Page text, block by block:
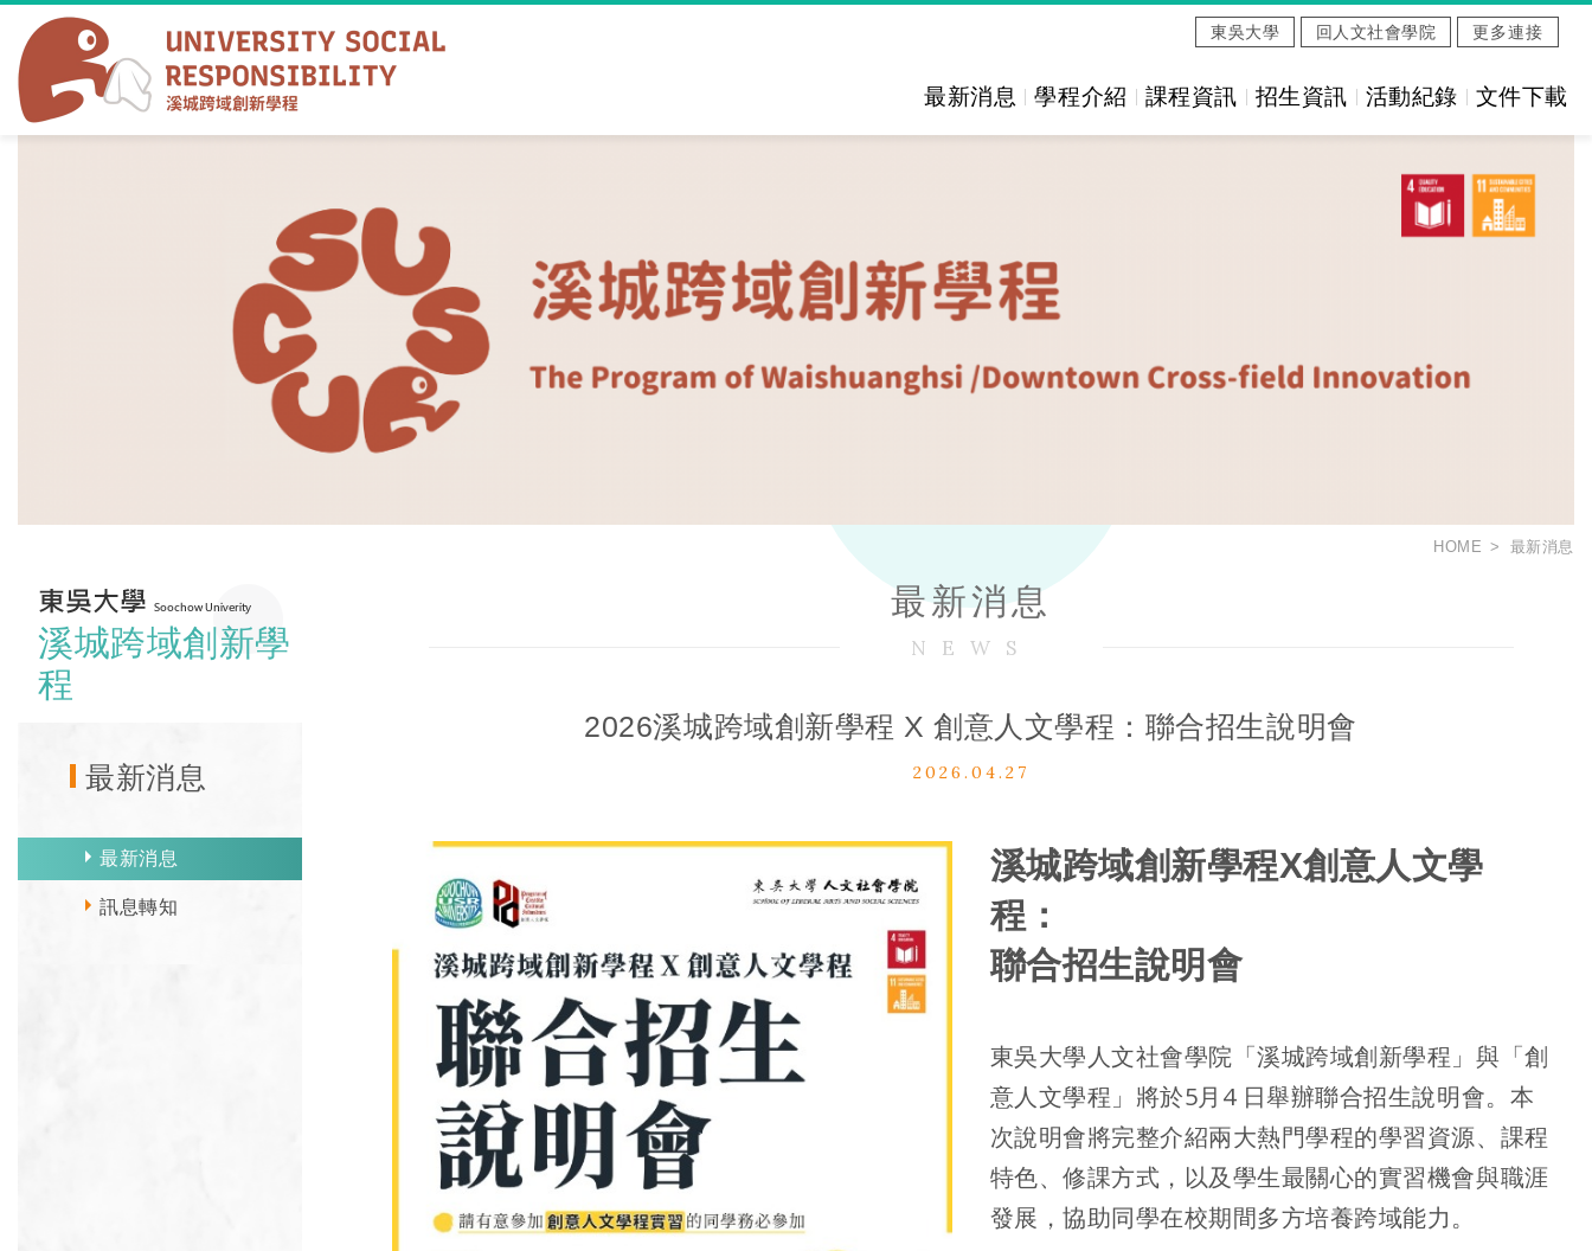
最新消息 學程介紹 課程資訊 招生資訊 活動紀錄 文件下載
東吳大學 回人文社會學院 更多連接
HOME 最新消息
溪城跨域創新學
程
最新消息
最新消息
訊息轉知
最新消息
NEWS
2026溪城跨域創新學程 X 創意人文學程：聯合招生說明會
2026.04.27
溪城跨域創新學程X創意人文學
程：
聯合招生說明會
東吳大學人文社會學院「溪城跨域創新學程」與「創
意人文學程」將於5月4 日舉辦聯合招生說明會。本
次說明會將完整介紹兩大熱門學程的學習資源、課程
特色、修課方式，以及學生最關心的實習機會與職涯
發展，協助同學在校期間多方培養跨域能力。